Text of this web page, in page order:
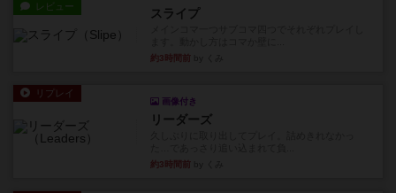
レビュー スライプ
約3時間前
リプレイ
画像付き
リーダーズ
約3時間前